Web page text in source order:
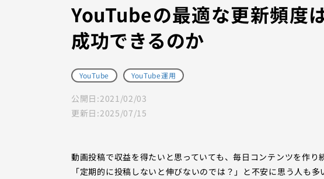
YouTubeの最適な更新頻度
成功できるのか
YouTube YouTube運用
公開日:2021/02/03
更新日:2025/07/15
動画投稿で収益を得たいと思っていても、毎日コンテンツを作り
「定期的に投稿しないと伸びないのでは？」と不安に思う人も多